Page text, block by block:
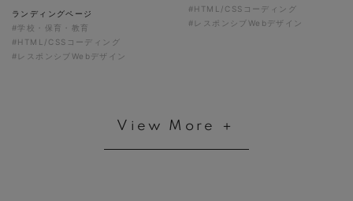
#HTML/CSSコーディング
#レスポンシブWebデザイン
ランディングページ
#学校・保育・教育
#HTML/CSSコーディング
#レスポンシブWebデザイン
View More ＋